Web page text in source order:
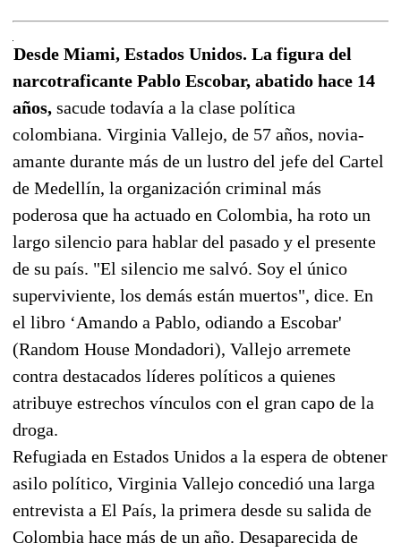
Desde Miami, Estados Unidos. La figura del
narcotraficante Pablo Escobar, abatido hace 14
años, sacude todavía a la clase política
colombiana. Virginia Vallejo, de 57 años, novia-
amante durante más de un lustro del jefe del Cartel
de Medellín, la organización criminal más
poderosa que ha actuado en Colombia, ha roto un
largo silencio para hablar del pasado y el presente
de su país. "El silencio me salvó. Soy el único
superviviente, los demás están muertos", dice. En
el libro ‘Amando a Pablo, odiando a Escobar'
(Random House Mondadori), Vallejo arremete
contra destacados líderes políticos a quienes
atribuye estrechos vínculos con el gran capo de la
droga.
Refugiada en Estados Unidos a la espera de obtener
asilo político, Virginia Vallejo concedió una larga
entrevista a El País, la primera desde su salida de
Colombia hace más de un año. Desaparecida de